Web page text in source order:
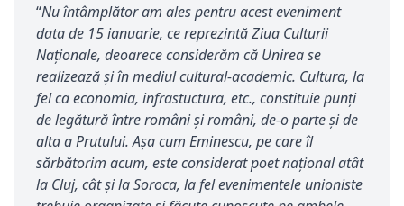
“Nu întâmplător am ales pentru acest eveniment
data de 15 ianuarie, ce reprezintă Ziua Culturii
Naționale, deoarece considerăm că Unirea se
realizează și în mediul cultural-academic. Cultura, la
fel ca economia, infrastuctura, etc., constituie punți
de legătură între români și români, de-o parte și de
alta a Prutului. Așa cum Eminescu, pe care îl
sărbătorim acum, este considerat poet național atât
la Cluj, cât și la Soroca, la fel evenimentele unioniste